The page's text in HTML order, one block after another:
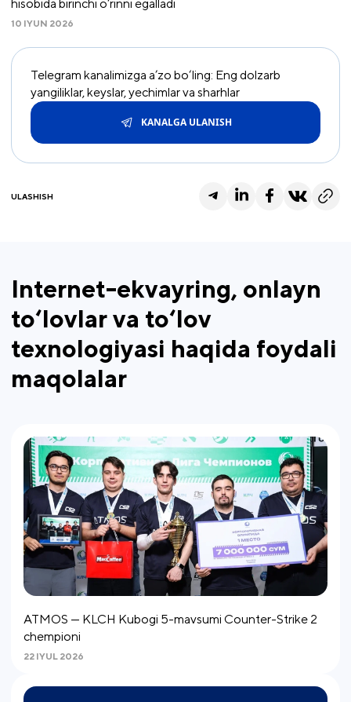
hisobida birinchi o‘rinni egalladi
10 IYUN 2026
Telegram kanalimizga a’zo bo‘ling: Eng dolzarb
yangiliklar, keyslar, yechimlar va sharhlar
KANALGA ULANISH
ULASHISH
Internet-ekvayring, onlayn
to‘lovlar va to‘lov
texnologiyasi haqida foydali
maqolalar
ATMOS — KLCH Kubogi 5-mavsumi Counter-Strike 2
chempioni
22 IYUL 2026